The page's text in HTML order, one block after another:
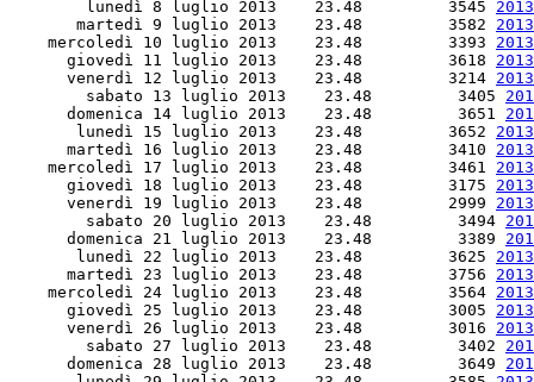
        lunedì 8 luglio 2013    23.48         3545
       martedì 9 luglio 2013    23.48         3582
    mercoledì 10 luglio 2013    23.48         3393
      giovedì 11 luglio 2013    23.48         3618
      venerdì 12 luglio 2013    23.48         3214
        sabato 13 luglio 2013    23.48         3405
      domenica 14 luglio 2013    23.48         3651
       lunedì 15 luglio 2013    23.48         3652
      martedì 16 luglio 2013    23.48         3410
    mercoledì 17 luglio 2013    23.48         3461
      giovedì 18 luglio 2013    23.48         3175
      venerdì 19 luglio 2013    23.48         2999
        sabato 20 luglio 2013    23.48         3494
      domenica 21 luglio 2013    23.48         3389
       lunedì 22 luglio 2013    23.48         3625
      martedì 23 luglio 2013    23.48         3756
    mercoledì 24 luglio 2013    23.48         3564
      giovedì 25 luglio 2013    23.48         3005
      venerdì 26 luglio 2013    23.48         3016
        sabato 27 luglio 2013    23.48         3402
      domenica 28 luglio 2013    23.48         3649